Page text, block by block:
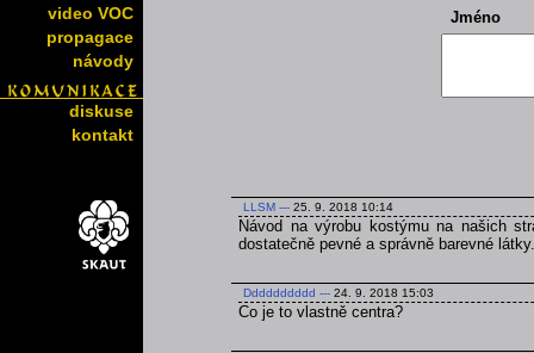
video VOC
propagace
návody
diskuse
kontakt
Jméno
LLSM --- 25. 9. 2018 10:14
Návod na výrobu kostýmu na našich
dostatečně pevné a správně barevné látky.
Dddddddddd --- 24. 9. 2018 15:03
Co je to vlastně centra?